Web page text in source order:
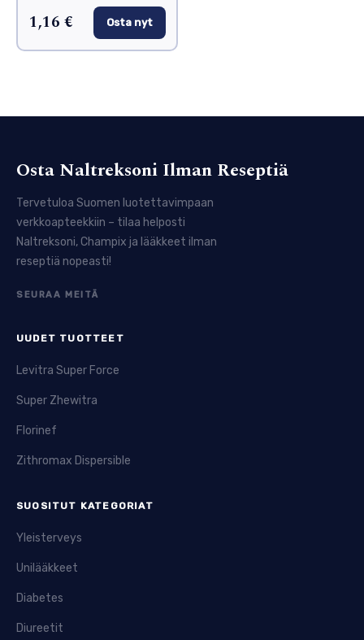
1,16 € Osta nyt
Osta Naltreksoni Ilman Reseptiä
Tervetuloa Suomen luotettavimpaan
verkkoapteekkiin – tilaa helposti
Naltreksoni, Champix ja lääkkeet ilman
reseptiä nopeasti!
SEURAA MEITÄ
UUDET TUOTTEET
Levitra Super Force
Super Zhewitra
Florinef
Zithromax Dispersible
SUOSITUT KATEGORIAT
Yleisterveys
Unilääkkeet
Diabetes
Diureetit